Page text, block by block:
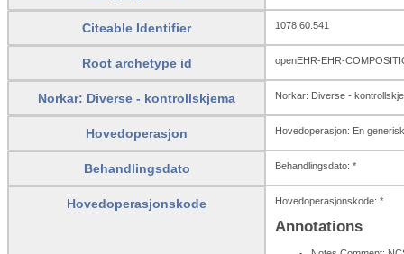
Citeable Identifier 1078.60.541
Root archetype id openEHR-EHR-
Norkar: Diverse - kontrollskjema Norkar: Diverse -
Hovedoperasjon Hovedoperasjon: En
Behandlingsdato Behandlingsdato: *
Hovedoperasjonskode Hovedoperasjonskode: *
Annotations